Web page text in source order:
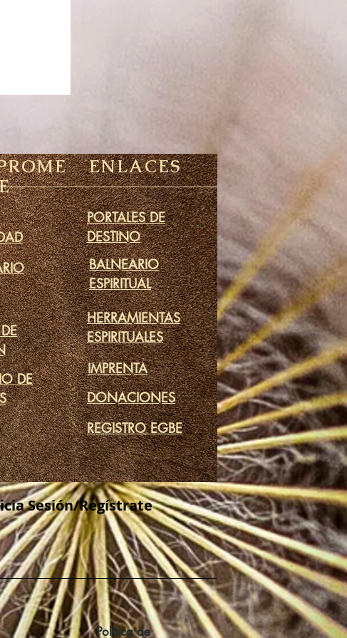
DE
ENLACES
PORTALES DE
DESTINO
BALNEARIO
ESPIRITUAL
HERRAMIENTAS
ESPIRITUALES
IMPRENTA
DONACIONES
REGISTRO EGBE
Sesión/Regístrate
Política de